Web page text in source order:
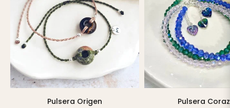
Pulsera Origen Pulsera